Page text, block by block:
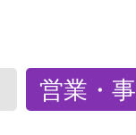
営業・